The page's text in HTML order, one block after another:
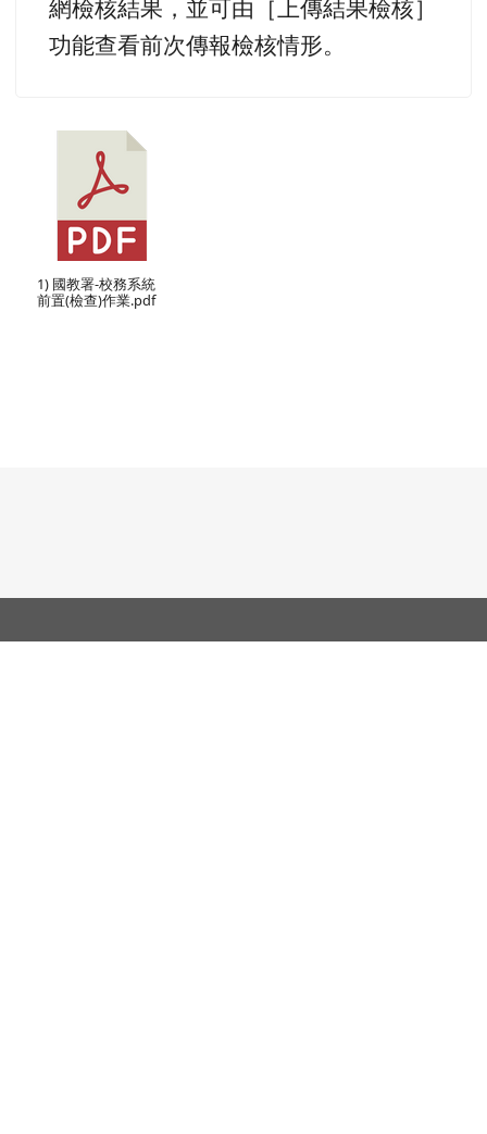
網檢核結果，並可由［上傳結果檢核］
功能查看前次傳報檢核情形。
1) 國教署-校務系統
前置(檢查)作業.pdf